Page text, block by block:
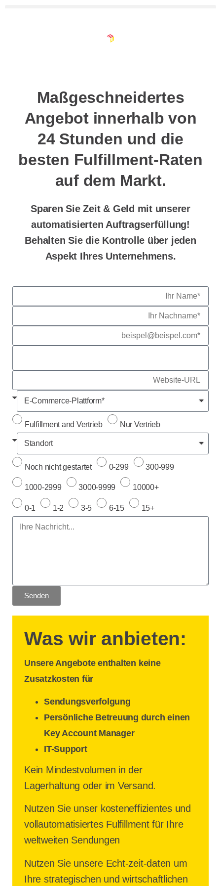
Maßgeschneidertes
Angebot innerhalb von
24 Stunden und die
besten Fulfillment-Raten
auf dem Markt.
Sparen Sie Zeit & Geld mit unserer
automatisierten Auftragserfüllung!
Behalten Sie die Kontrolle über jeden
Aspekt Ihres Unternehmens.
Fulfillment and Vertrieb Nur Vertrieb
Noch nicht gestartet 0-299 300-999
1000-2999 3000-9999 10000+
0-1 1-2 3-5 6-15 15+
Senden
Was wir anbieten:
Unsere Angebote enthalten keine
Zusatzkosten für
Sendungsverfolgung
Persönliche Betreuung durch einen
Key Account Manager
IT-Support
Kein Mindestvolumen in der
Lagerhaltung oder im Versand.
Nutzen Sie unser kosteneffizientes und
vollautomatisiertes Fulfillment für Ihre
weltweiten Sendungen
Nutzen Sie unsere Echt-zeit-daten um
Ihre strategischen und wirtschaftlichen